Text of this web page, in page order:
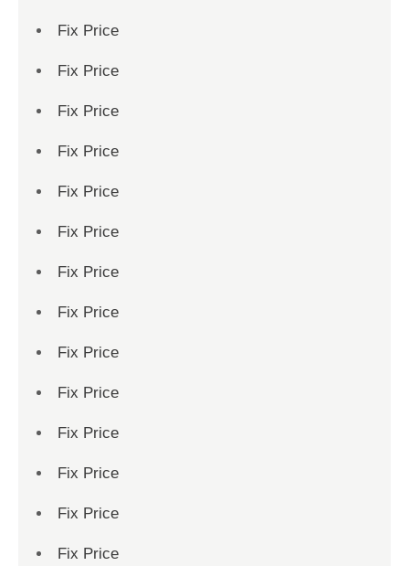
Fix Price
Fix Price
Fix Price
Fix Price
Fix Price
Fix Price
Fix Price
Fix Price
Fix Price
Fix Price
Fix Price
Fix Price
Fix Price
Fix Price